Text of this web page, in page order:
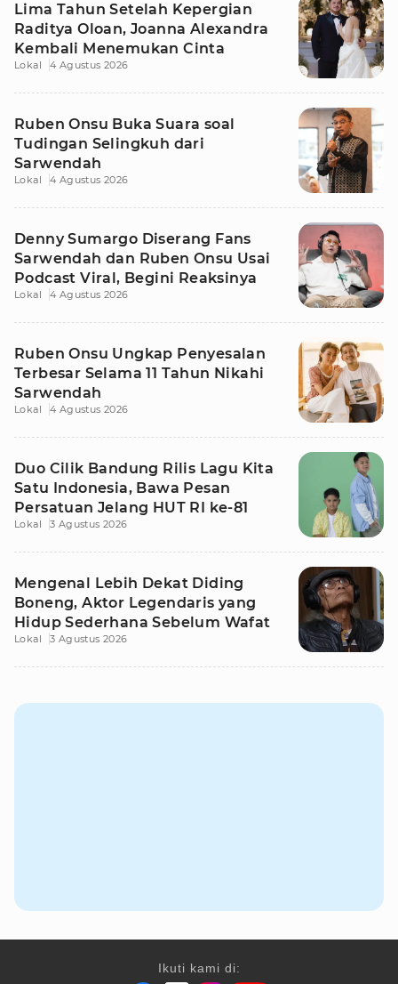
Lima Tahun Setelah Kepergian
Raditya Oloan, Joanna Alexandra
Kembali Menemukan Cinta
Lokal 4 Agustus 2026
Ruben Onsu Buka Suara soal
Tudingan Selingkuh dari
Sarwendah
Lokal 4 Agustus 2026
Denny Sumargo Diserang Fans
Sarwendah dan Ruben Onsu Usai
Podcast Viral, Begini Reaksinya
Lokal 4 Agustus 2026
Ruben Onsu Ungkap Penyesalan
Terbesar Selama 11 Tahun Nikahi
Sarwendah
Lokal 4 Agustus 2026
Duo Cilik Bandung Rilis Lagu Kita
Satu Indonesia, Bawa Pesan
Persatuan Jelang HUT RI ke-81
Lokal 3 Agustus 2026
Mengenal Lebih Dekat Diding
Boneng, Aktor Legendaris yang
Hidup Sederhana Sebelum Wafat
Lokal 3 Agustus 2026
Ikuti kami di: